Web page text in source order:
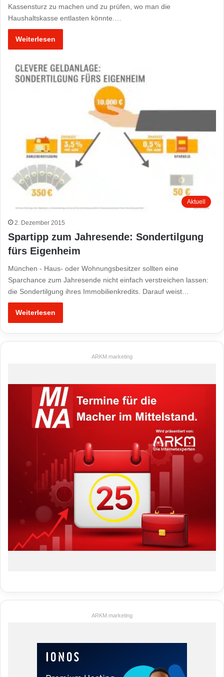
Kassensturz zu machen und zu prüfen, wo man die
Haushaltskasse entlasten könnte.…
Weiterlesen
Aktuell
2. Dezember 2015
Spartipp zum Jahresende: Sondertilgung
fürs Eigenheim
München - Haus- oder Wohnungsbesitzer sollten eine
Sparchance zum Jahresende nicht einfach verstreichen lassen:
die Sondertilgung ihres Immobilienkredits. Darauf weist…
Weiterlesen
ARKM.marketing
ARKM.marketing